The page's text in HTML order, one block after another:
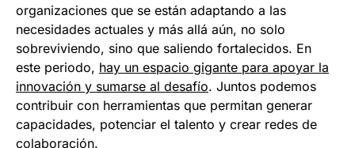
organizaciones que se están adaptando a las
necesidades actuales y más allá aún, no solo
sobreviviendo, sino que saliendo fortalecidos. En
este periodo, hay un espacio gigante para apoyar la
innovación y sumarse al desafío. Juntos podemos
contribuir con herramientas que permitan generar
capacidades, potenciar el talento y crear redes de
colaboración.